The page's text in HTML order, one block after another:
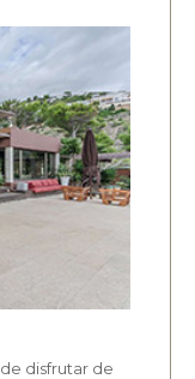
disfrutar de